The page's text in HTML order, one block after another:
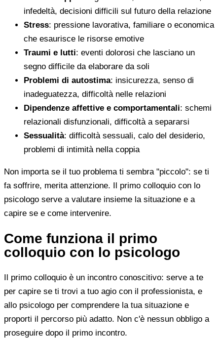
infedeltà, decisioni difficili sul futuro della relazione
Stress: pressione lavorativa, familiare o economica
che esaurisce le risorse emotive
Traumi e lutti: eventi dolorosi che lasciano un
segno difficile da elaborare da soli
Problemi di autostima: insicurezza, senso di
inadeguatezza, difficoltà nelle relazioni
Dipendenze affettive e comportamentali: schemi
relazionali disfunzionali, difficoltà a separarsi
Sessualità: difficoltà sessuali, calo del desiderio,
problemi di intimità nella coppia
Non importa se il tuo problema ti sembra "piccolo": se ti
fa soffrire, merita attenzione. Il primo colloquio con lo
psicologo serve a valutare insieme la situazione e a
capire se e come intervenire.
Come funziona il primo
colloquio con lo psicologo
Il primo colloquio è un incontro conoscitivo: serve a te
per capire se ti trovi a tuo agio con il professionista, e
allo psicologo per comprendere la tua situazione e
proporti il percorso più adatto. Non c'è nessun obbligo a
proseguire dopo il primo incontro.